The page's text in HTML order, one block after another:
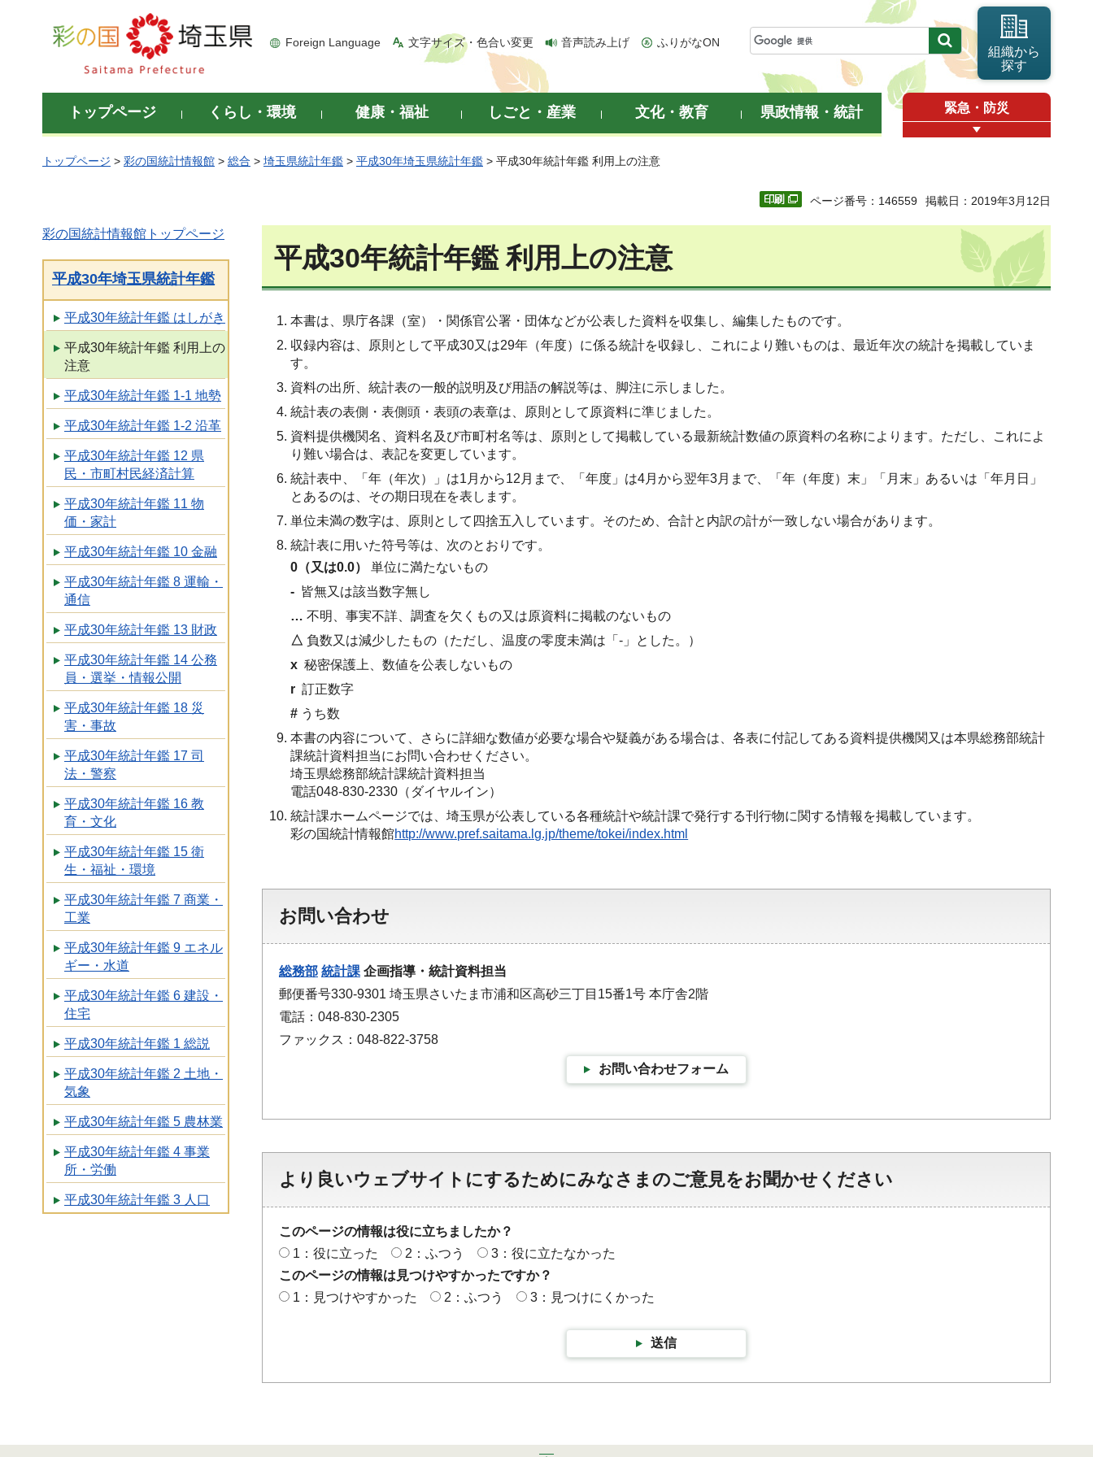
彩の国 埼玉県
Foreign Language 文字サイズ・色合い変更 音声読み上げ ふりがなON
組織から
探す
トップページ くらし・環境 健康・福祉 しごと・産業 文化・教育 県政情報・統計 緊急・防災
トップページ > 彩の国統計情報館 > 総合 > 埼玉県統計年鑑 > 平成30年埼玉県統計年鑑 > 平成30年統計年鑑 利用上の注意
ページ番号：146559 掲載日：2019年3月12日
彩の国統計情報館トップページ
平成30年埼玉県統計年鑑
平成30年統計年鑑 はしがき
平成30年統計年鑑 利用上の
注意
平成30年統計年鑑 1-1 地勢
平成30年統計年鑑 1-2 沿革
平成30年統計年鑑 12 県
民・市町村民経済計算
平成30年統計年鑑 11 物
価・家計
平成30年統計年鑑 10 金融
平成30年統計年鑑 8 運輸・
通信
平成30年統計年鑑 13 財政
平成30年統計年鑑 14 公務
員・選挙・情報公開
平成30年統計年鑑 18 災
害・事故
平成30年統計年鑑 17 司
法・警察
平成30年統計年鑑 16 教
育・文化
平成30年統計年鑑 15 衛
生・福祉・環境
平成30年統計年鑑 7 商業・
工業
平成30年統計年鑑 9 エネル
ギー・水道
平成30年統計年鑑 6 建設・
住宅
平成30年統計年鑑 1 総説
平成30年統計年鑑 2 土地・
気象
平成30年統計年鑑 5 農林業
平成30年統計年鑑 4 事業
所・労働
平成30年統計年鑑 3 人口
平成30年統計年鑑 利用上の注意
本書は、県庁各課（室）・関係官公署・団体などが公表した資料を収集し、編集したものです。
収録内容は、原則として平成30又は29年（年度）に係る統計を収録し、これにより難いものは、最近年次の統計を掲載していま
す。
資料の出所、統計表の一般的説明及び用語の解説等は、脚注に示しました。
統計表の表側・表側頭・表頭の表章は、原則として原資料に準じました。
資料提供機関名、資料名及び市町村名等は、原則として掲載している最新統計数値の原資料の名称によります。ただし、これによ
り難い場合は、表記を変更しています。
統計表中、「年（年次）」は1月から12月まで、「年度」は4月から翌年3月まで、「年（年度）末」「月末」あるいは「年月日」
とあるのは、その期日現在を表します。
単位未満の数字は、原則として四捨五入しています。そのため、合計と内訳の計が一致しない場合があります。
統計表に用いた符号等は、次のとおりです。
0（又は0.0）単位に満たないもの
- 皆無又は該当数字無し
…不明、事実不詳、調査を欠くもの又は原資料に掲載のないもの
△ 負数又は減少したもの（ただし、温度の零度未満は「-」とした。）
x秘密保護上、数値を公表しないもの
r訂正数字
# うち数
本書の内容について、さらに詳細な数値が必要な場合や疑義がある場合は、各表に付記してある資料提供機関又は本県総務部統計
課統計資料担当にお問い合わせください。
埼玉県総務部統計課統計資料担当
電話048-830-2330（ダイヤルイン）
統計課ホームページでは、埼玉県が公表している各種統計や統計課で発行する刊行物に関する情報を掲載しています。
彩の国統計情報館http://www.pref.saitama.lg.jp/theme/tokei/index.html
お問い合わせ
総務部 統計課 企画指導・統計資料担当
郵便番号330-9301 埼玉県さいたま市浦和区高砂三丁目15番1号 本庁舎2階
電話：048-830-2305
ファックス：048-822-3758
お問い合わせフォーム
より良いウェブサイトにするためにみなさまのご意見をお聞かせください
このページの情報は役に立ちましたか？
1：役に立った
2：ふつう
3：役に立たなかった
このページの情報は見つけやすかったですか？
1：見つけやすかった
2：ふつう 3：見つけにくかった
送信